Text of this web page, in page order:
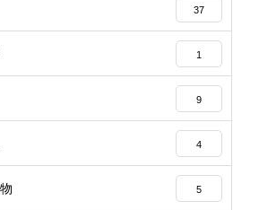
37
1
9
4
5